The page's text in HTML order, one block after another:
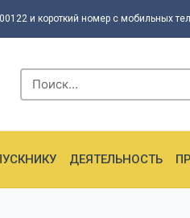
и короткий номер с мобильных
ДЕЯТЕЛЬНОСТЬ